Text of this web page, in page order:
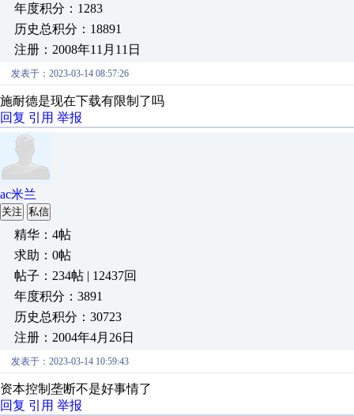
年度积分：1283
历史总积分：18891
注册：2008年11月11日
发表于：2023-03-14 08:57:26
施耐德是现在下载有限制了吗
回复 引用 举报
ac米兰
关注 私信
精华：4帖
求助：0帖
帖子：234帖 | 12437回
年度积分：3891
历史总积分：30723
注册：2004年4月26日
发表于：2023-03-14 10:59:43
资本控制垄断不是好事情了
回复 引用 举报